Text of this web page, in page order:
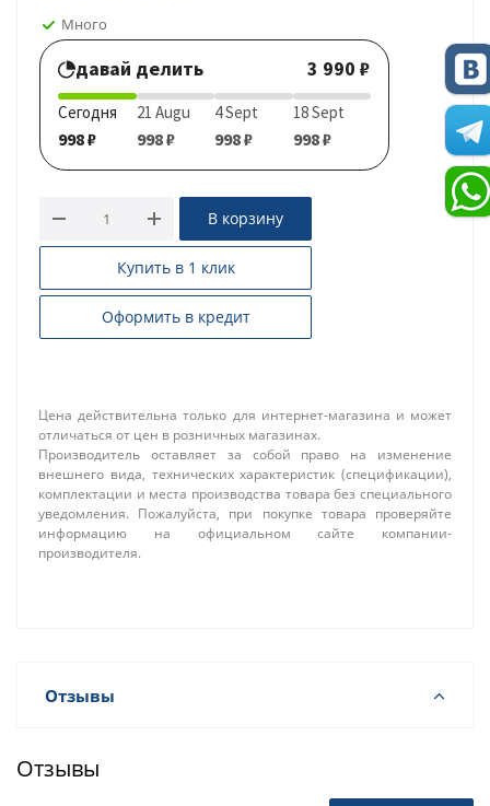
Много
давай делить 3 990 ₽
Сегодня
998 ₽
21 Augu
998 ₽
4 Sept
998 ₽
18 Sept
998 ₽
В корзину
Купить в 1 клик
Оформить в кредит
Цена действительна только для интернет-магазина и может
отличаться от цен в розничных магазинах.
Производитель оставляет за собой право на изменение
внешнего вида, технических характеристик (спецификации),
комплектации и места производства товара без специального
уведомления. Пожалуйста, при покупке товара проверяйте
информацию на официальном сайте компании-
производителя.
Отзывы
Отзывы